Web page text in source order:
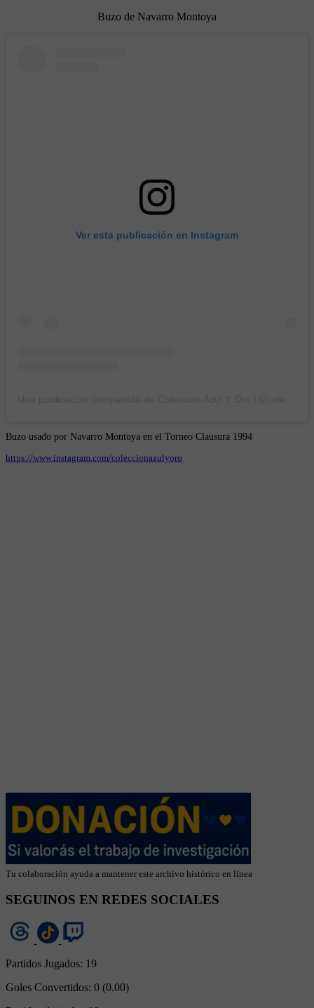
Buzo de Navarro Montoya
Ver esta publicación en Instagram
Buzo usado por Navarro Montoya en el Torneo Clausura 1994
https://www.instagram.com/coleccionazulyoro
Tu colaboración ayuda a mantener este archivo histórico en línea
SEGUINOS EN REDES SOCIALES
Partidos Jugados: 19
Goles Convertidos: 0 (0.00)